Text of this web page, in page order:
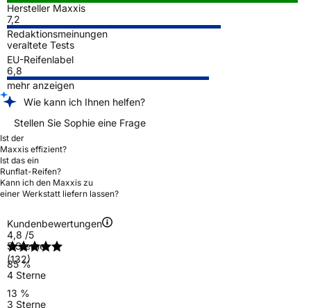
Hersteller Maxxis
7,2
Redaktionsmeinungen
veraltete Tests
EU-Reifenlabel
6,8
mehr anzeigen
Wie kann ich Ihnen helfen?
Stellen Sie Sophie eine Frage
Ist der
Maxxis effizient?
Ist das ein
Runflat-Reifen?
Kann ich den Maxxis zu
einer Werkstatt liefern lassen?
Kundenbewertungen
4,8 /5
(132)
5 Sterne
85 %
4 Sterne
13 %
3 Sterne